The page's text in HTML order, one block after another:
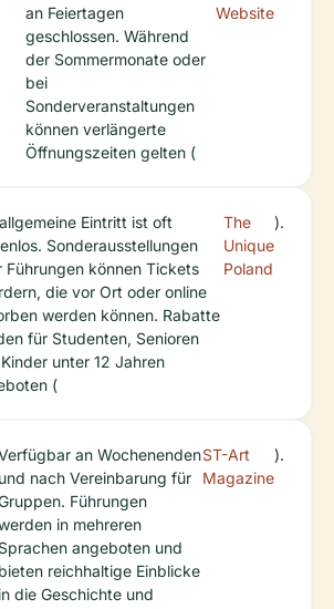
an Feiertagen
geschlossen. Während
der Sommermonate oder
bei
Sonderveranstaltungen
können verlängerte
Öffnungszeiten gelten (
Website
Eintritt ist oft
Sonderausstellungen
Führungen können Tickets
die vor Ort oder online
werden können. Rabatte
für Studenten, Senioren
unter 12 Jahren
(
The
Unique
Poland
).
an Wochenenden
und nach Vereinbarung für
Führungen
in mehreren
Sprachen angeboten und
bieten reichhaltige Einblicke
in die Geschichte und
ST-Art
Magazine
).